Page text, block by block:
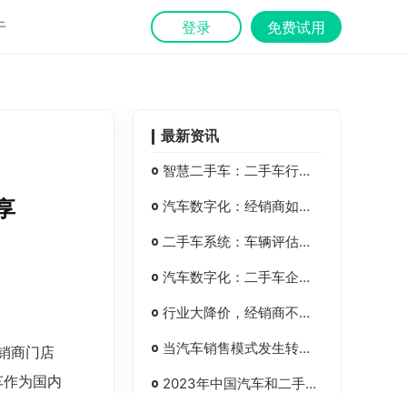
登录 免费试用
商门店
为国内
最新资讯
智慧二手车：二手车行业垂直CRM系统
汽车数字化：经销商如何获得更多收车渠道？
二手车系统：车辆评估管理系统在汽车经销商集团的应用
汽车数字化：二手车企业多措并举，积极推动数字化转型
行业大降价，经销商不能靠天吃饭，丰车助力二手车行业数字化转型
当汽车销售模式发生转变，对汽车经销商集团、二手车企业的有影响吗？
2023年中国汽车和二手车产业发展机会与展望